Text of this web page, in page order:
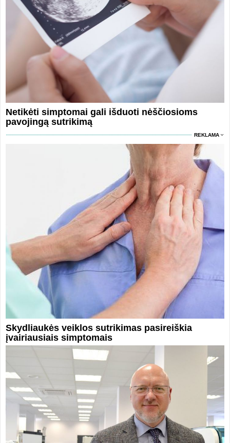
Netikėti simptomai gali išduoti nėščiosioms
pavojingą sutrikimą
REKLAMA
Skydliaukės veiklos sutrikimas pasireiškia
įvairiausiais simptomais